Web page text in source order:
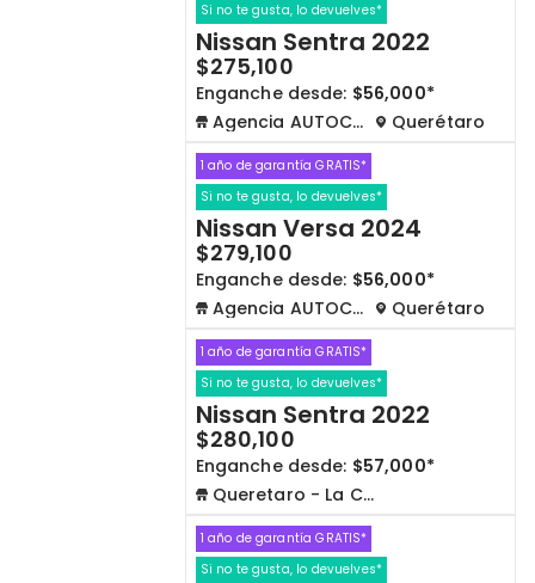
Si no te gusta, lo devuelves*
Nissan Sentra 2022
$275,100
Enganche desde: $56,000*
Agencia AUTOCOM
Querétaro
1 año de garantía GRATIS*
Si no te gusta, lo devuelves*
Nissan Versa 2024
$279,100
Enganche desde: $56,000*
Agencia AUTOCOM
Querétaro
1 año de garantía GRATIS*
Si no te gusta, lo devuelves*
Nissan Sentra 2022
$280,100
Enganche desde: $57,000*
Queretaro - La Capilla
1 año de garantía GRATIS*
Si no te gusta, lo devuelves*